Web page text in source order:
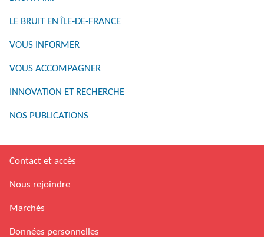
LE BRUIT EN ÎLE-DE-FRANCE
VOUS INFORMER
VOUS ACCOMPAGNER
INNOVATION ET RECHERCHE
NOS PUBLICATIONS
Contact et accès
Nous rejoindre
Marchés
Données personnelles